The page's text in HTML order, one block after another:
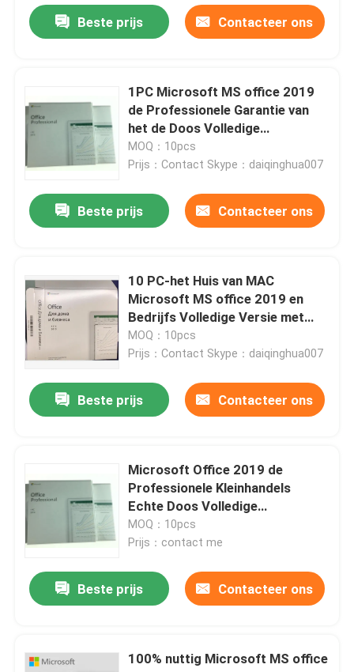
Ongeveer ons
Kwaliteitscontrole
Contacteer ons
Nieuws
De Sleutel van de softwarevergunning
Vensters 10 COA-Sticker
Vensters 11 COA-Sticker
Windows 11-verkoopdoos
Vensters 11 DVD-Pak
Microsoft Office 2024
Beste prijs Contacteer ons
1PC Microsoft MS office 2019
de Professionele Garantie van
het de Doos Volledige
Vastgestelde Leven van DVD
Kleinhandels
MOQ：10pcs
Prijs：Contact Skype：daiqinghua007
Beste prijs Contacteer ons
10 PC-het Huis van MAC
Microsoft MS office 2019 en
Bedrijfs Volledige Versie met
DVD
MOQ：10pcs
Prijs：Contact Skype：daiqinghua007
Beste prijs Contacteer ons
Microsoft Office 2019 de
Professionele Kleinhandels
Echte Doos Volledige
Vastgestelde 100% van DVD
MOQ：10pcs
Prijs：contact me
Beste prijs Contacteer ons
100% nuttig Microsoft MS office